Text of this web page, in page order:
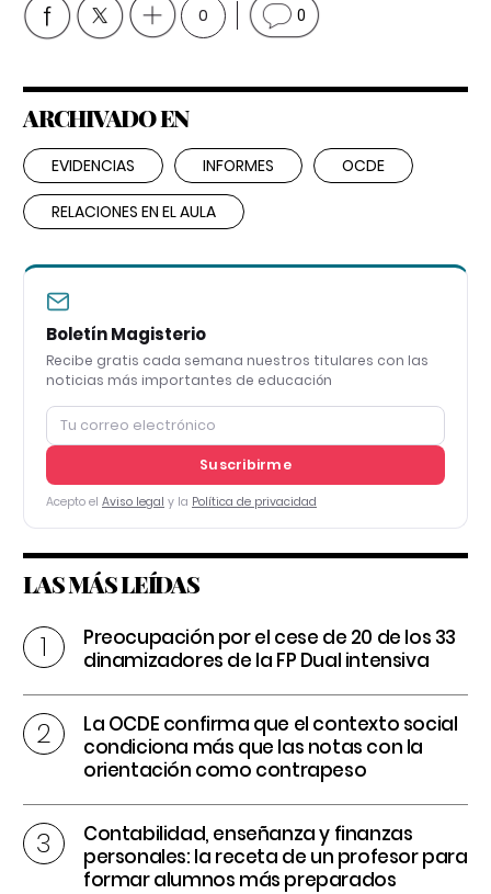
0 0
ARCHIVADO EN
EVIDENCIAS INFORMES OCDE
RELACIONES EN EL AULA
Boletín Magisterio
Recibe gratis cada semana nuestros titulares con las
noticias más importantes de educación
Suscribirme
Acepto el Aviso legal y la Política de privacidad
LAS MÁS LEÍDAS
Preocupación por el cese de 20 de los 33
dinamizadores de la FP Dual intensiva
La OCDE confirma que el contexto social
condiciona más que las notas con la
orientación como contrapeso
Contabilidad, enseñanza y finanzas
personales: la receta de un profesor para
formar alumnos más preparados